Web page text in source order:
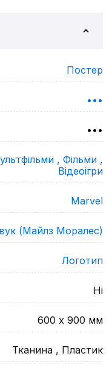
Постер
•••
•••
, Фільми ,
Відеоігри
Marvel
(Майлз Моралес)
Логотип
Ні
600 х 900 мм
Тканина , Пластик